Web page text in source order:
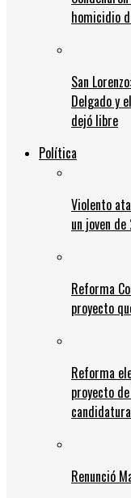
homicidio
San
Delgado y
dejó libre
Política
Violento
un joven
Reforma
proyecto
Reforma
proyecto
Renunció